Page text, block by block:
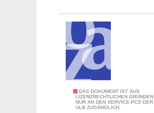
DAS DOKUMENT IST AUS
LIZENZRECHTLICHEN GRÜNDEN
NUR AN DEN SERVICE-PCS DER
ULB ZUGÄNGLICH.
G